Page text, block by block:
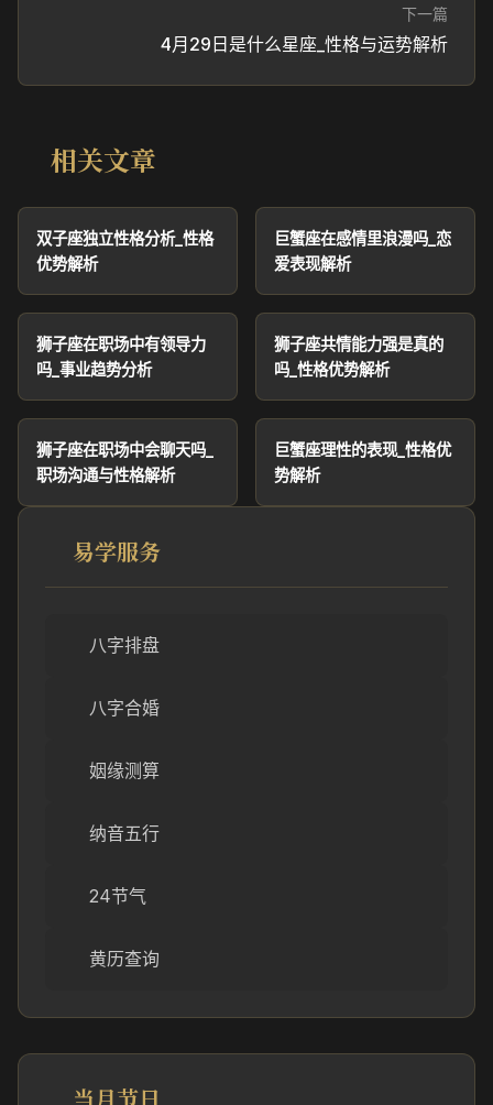
下一篇
4月29日是什么星座_性格与运势解析
相关文章
双子座独立性格分析_性格
优势解析
巨蟹座在感情里浪漫吗_恋
爱表现解析
狮子座在职场中有领导力
吗_事业趋势分析
狮子座共情能力强是真的
吗_性格优势解析
狮子座在职场中会聊天吗_
职场沟通与性格解析
巨蟹座理性的表现_性格优
势解析
易学服务
八字排盘
八字合婚
姻缘测算
纳音五行
24节气
黄历查询
当月节日